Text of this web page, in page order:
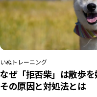
いぬトレーニング
なぜ「拒否柴」は散歩を
その原因と対処法とは